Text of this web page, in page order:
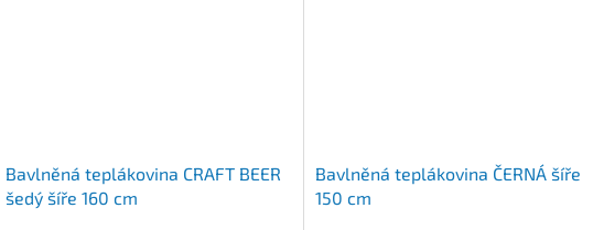
Bavlněná teplákovina CRAFT BEER
šedý šíře 160 cm
Bavlněná teplákovina ČERNÁ šíře
150 cm